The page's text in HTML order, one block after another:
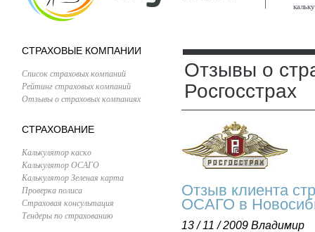
СТРАХОВЫЕ КОМПАНИИ
Список страховых компаний
Рейтинг страховых компаний
Отзывы о страховых компаниях
СТРАХОВАНИЕ
Калькулятор каско
Калькулятор ОСАГО
Калькулятор Зеленая карта
Проверка полиса
Страховая консультация
Тендеры по страхованию
Отзывы о
Росгосстрах
Отзыв клиента
ОСАГО в
13 / 11 / 2009 Владимир